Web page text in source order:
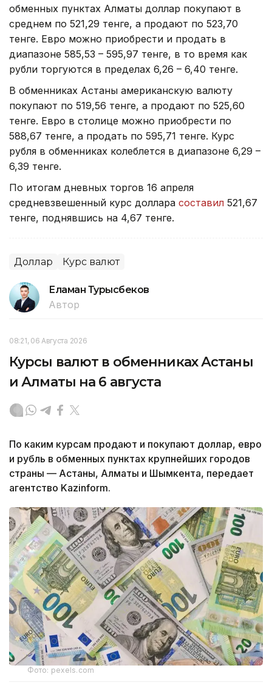
обменных пунктах Алматы доллар покупают в
среднем по 521,29 тенге, а продают по 523,70
тенге. Евро можно приобрести и продать в
диапазоне 585,53 – 595,97 тенге, в то время как
рубли торгуются в пределах 6,26 – 6,40 тенге.
В обменниках Астаны американскую валюту
покупают по 519,56 тенге, а продают по 525,60
тенге. Евро в столице можно приобрести по
588,67 тенге, а продать по 595,71 тенге. Курс
рубля в обменниках колеблется в диапазоне 6,29 –
6,39 тенге.
По итогам дневных торгов 16 апреля
средневзвешенный курс доллара составил 521,67
тенге, поднявшись на 4,67 тенге.
Доллар Курс валют
Еламан Турысбеков
Автор
08:21, 06 Августа 2026
Курсы валют в обменниках Астаны
и Алматы на 6 августа
По каким курсам продают и покупают доллар, евро
и рубль в обменных пунктах крупнейших городов
страны — Астаны, Алматы и Шымкента, передает
агентство Kazinform.
Фото: pexels.com